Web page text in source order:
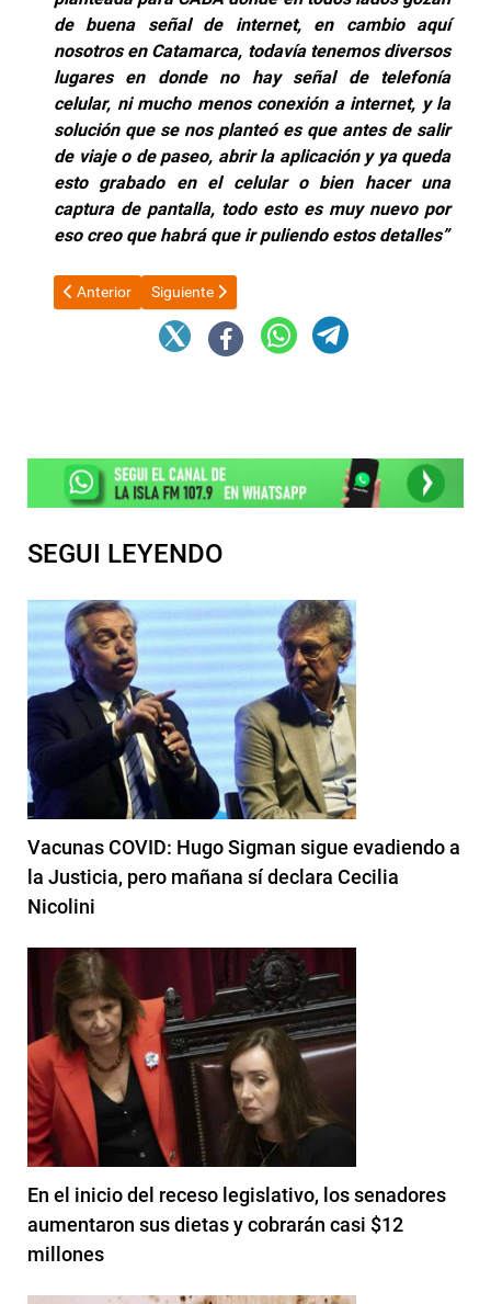
de buena señal de internet, en cambio aquí
nosotros en Catamarca, todavía tenemos diversos
lugares en donde no hay señal de telefonía
celular, ni mucho menos conexión a internet, y la
solución que se nos planteó es que antes de salir
de viaje o de paseo, abrir la aplicación y ya queda
esto grabado en el celular o bien hacer una
captura de pantalla, todo esto es muy nuevo por
eso creo que habrá que ir puliendo estos detalles”
Artículo anterior: Gustavo Saadi se reunió con representantes
Anterior Artículo siguiente: ATE rechazó la limitación del
Siguiente
SEGUI LEYENDO
Vacunas COVID: Hugo Sigman sigue evadiendo a
la Justicia, pero mañana sí declara Cecilia
Nicolini
En el inicio del receso legislativo, los senadores
aumentaron sus dietas y cobrarán casi $12
millones